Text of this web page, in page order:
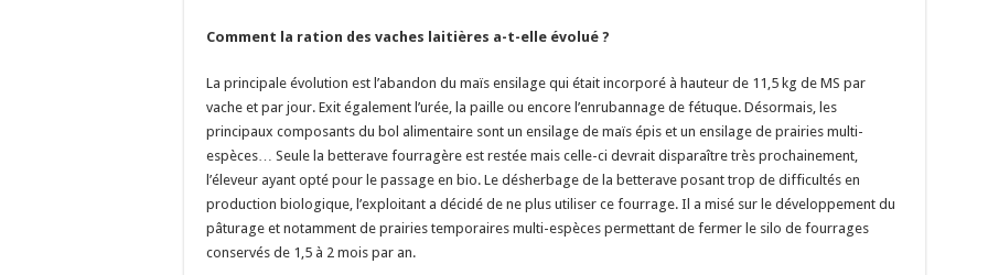
Comment la ration des vaches laitières a-t-elle évolué ?
La principale évolution est l’abandon du maïs ensilage qui était incorporé à hauteur de 11,5 kg de MS par
vache et par jour. Exit également l’urée, la paille ou encore l’enrubannage de fétuque. Désormais, les
principaux composants du bol alimentaire sont un ensilage de maïs épis et un ensilage de prairies multi-
espèces… Seule la betterave fourragère est restée mais celle-ci devrait disparaître très prochainement,
l’éleveur ayant opté pour le passage en bio. Le désherbage de la betterave posant trop de difficultés en
production biologique, l’exploitant a décidé de ne plus utiliser ce fourrage. Il a misé sur le développement du
pâturage et notamment de prairies temporaires multi-espèces permettant de fermer le silo de fourrages
conservés de 1,5 à 2 mois par an.